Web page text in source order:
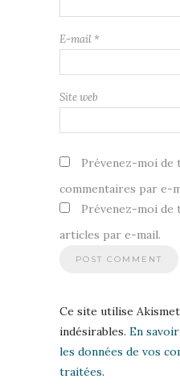
E-mail *
Site web
Prévenez-moi de
commentaires par e-
Prévenez-moi de
articles par e-mail.
Ce site utilise
indésirables. En
les données de vos
traitées.